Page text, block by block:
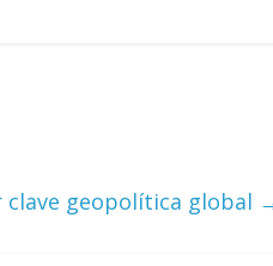
clave geopolítica global